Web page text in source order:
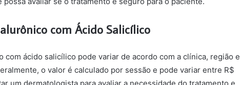
com Ácido Salicílico
com ácido salicílico pode variar de acordo com a clínica, região e
o valor é calculado por sessão e pode variar entre R$